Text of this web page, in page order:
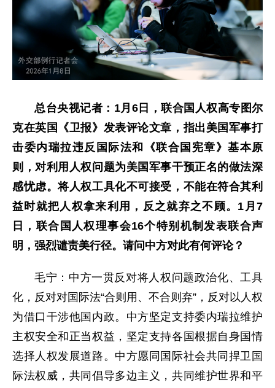
总台央视记者：1月6日，联合国人权高专图尔
克在英国《卫报》发表评论文章，指出美国军事打
击委内瑞拉违反国际法和《联合国宪章》基本原
则，对利用人权问题为美国军事干预正名的做法深
感忧虑。将人权工具化不可接受，不能在符合其利
益时就把人权拿来利用，反之就弃之不顾。1月7
日，联合国人权理事会16个特别机制发表联合声
明，强烈谴责美行径。请问中方对此有何评论？
毛宁：中方一贯反对将人权问题政治化、工具
化，反对对国际法“合则用、不合则弃”，反对以人权
为借口干涉他国内政。中方坚定支持委内瑞拉维护
主权安全和正当权益，坚定支持各国根据自身国情
选择人权发展道路。中方愿同国际社会共同捍卫国
际法权威，共同倡导多边主义，共同维护世界和平